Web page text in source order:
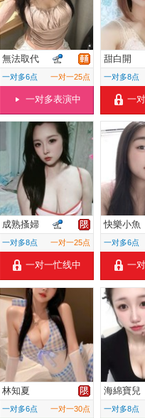
無法取代
一对多6点 一对一25点
一对多表演中
甜白開
一对多8点
一
成熟搔婦
一对多8点 一对一25点
一对一忙线中
快樂小魚
一对多6点
一
林知夏
一对多6点 一对一30点
海綿寶兒
一对多8点